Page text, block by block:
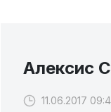
Алексис
11.06.2017